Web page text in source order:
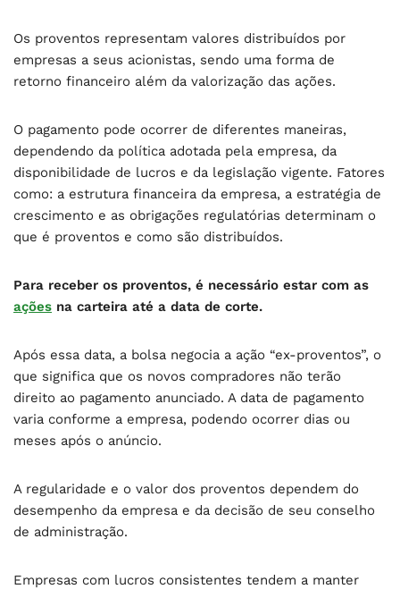
Os proventos representam valores distribuídos por
empresas a seus acionistas, sendo uma forma de
retorno financeiro além da valorização das ações.
O pagamento pode ocorrer de diferentes maneiras,
dependendo da política adotada pela empresa, da
disponibilidade de lucros e da legislação vigente. Fatores
como: a estrutura financeira da empresa, a estratégia de
crescimento e as obrigações regulatórias determinam o
que é proventos e como são distribuídos.
Para receber os proventos, é necessário estar com as
ações na carteira até a data de corte.
Após essa data, a bolsa negocia a ação “ex-proventos”, o
que significa que os novos compradores não terão
direito ao pagamento anunciado. A data de pagamento
varia conforme a empresa, podendo ocorrer dias ou
meses após o anúncio.
A regularidade e o valor dos proventos dependem do
desempenho da empresa e da decisão de seu conselho
de administração.
Empresas com lucros consistentes tendem a manter